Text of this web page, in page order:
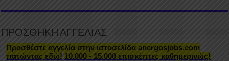
ΠΡΟΣΘΗΚΗ ΑΓΓΕΛΙΑΣ
Προσθέστε αγγελία στην ιστοσελίδα anergosjobs.com
πατώντας εδώ! 10.000 - 15.000 επισκέπτες καθημερινώς!